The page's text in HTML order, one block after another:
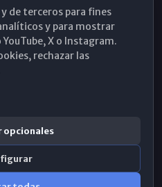
de terceros para fines
y para mostrar
X o Instagram.
rechazar las
opcionales